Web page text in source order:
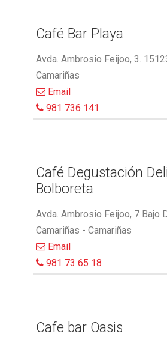
Café Bar Playa
Avda. Ambrosio Feijoo, 3.
Camariñas
Email
981 736 141
Café Degustación
Bolboreta
Avda. Ambrosio Feijoo, 7 Bajo
Camariñas - Camariñas
Email
981 73 65 18
Cafe bar Oasis